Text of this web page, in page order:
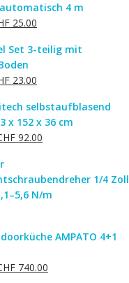
war:
CHF 1,549.00
ist:
4 m
30.00
25.00
ist:
Set 3-teilig mit
29.00
23.00
ist:
CHF 23.00.
selbstaufblasend
x 152 x 36 cm
114.00
92.00
CHF 92.00.1/4 Zoll
N/m
AMPATO 4+1
740.00